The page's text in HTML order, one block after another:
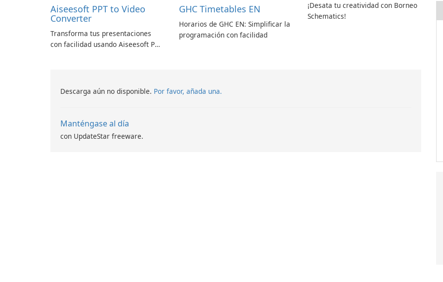
Aiseesoft PPT to Video
Converter
Transforma tus presentaciones
con facilidad usando Aiseesoft PPT
GHC Timetables EN
Horarios de GHC EN: Simplificar la
programación con facilidad
¡Desata tu creatividad con Borneo
Schematics!
Descarga aún no disponible. Por favor, añada una.
Manténgase al día
con UpdateStar freeware.